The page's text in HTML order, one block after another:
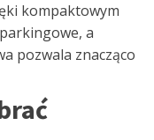
kompaktowym
a
pozwala znacząco